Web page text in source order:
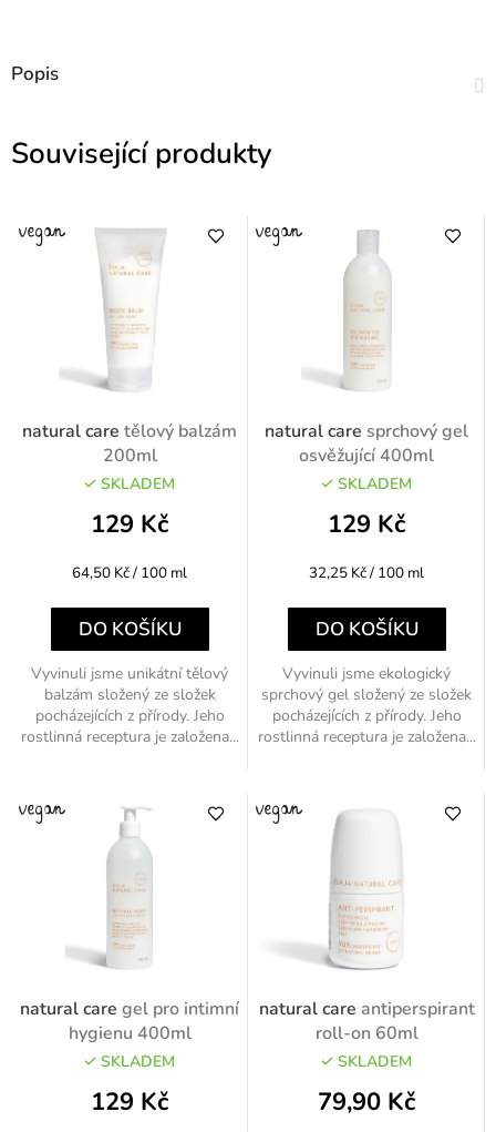
Popis
Související produkty
natural care tělový balzám
200ml
SKLADEM
129 Kč
Měrná
64,50 Kč / 100 ml
DO KOŠÍKU
Vyvinuli jsme unikátní tělový
balzám složený ze složek
pocházejících z přírody. Jeho
rostlinná receptura je založena...
natural care sprchový gel
osvěžující 400ml
SKLADEM
129 Kč
Měrná
32,25 Kč / 100 ml
DO KOŠÍKU
Vyvinuli jsme ekologický
sprchový gel složený ze složek
pocházejících z přírody. Jeho
rostlinná receptura je založena...
natural care gel pro intimní
hygienu 400ml
SKLADEM
129 Kč
natural care antiperspirant
roll-on 60ml
SKLADEM
79,90 Kč